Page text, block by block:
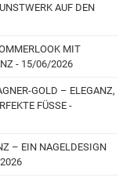
AUF DEN
MIT
- 15/06/2026
GOLD – ELEGANZ,
FÜSSE -
– EIN NAGELDESIGN